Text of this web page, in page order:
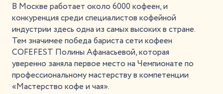
В Москве работает около 6000 кофеен, и
конкуренция среди специалистов кофейной
индустрии здесь одна из самых высоких в стране.
Тем значимее победа бариста сети кофеен
COFEFEST Полины Афанасьевой, которая
уверенно заняла первое место на Чемпионате по
профессиональному мастерству в компетенции
«Мастерство кофе и чая».